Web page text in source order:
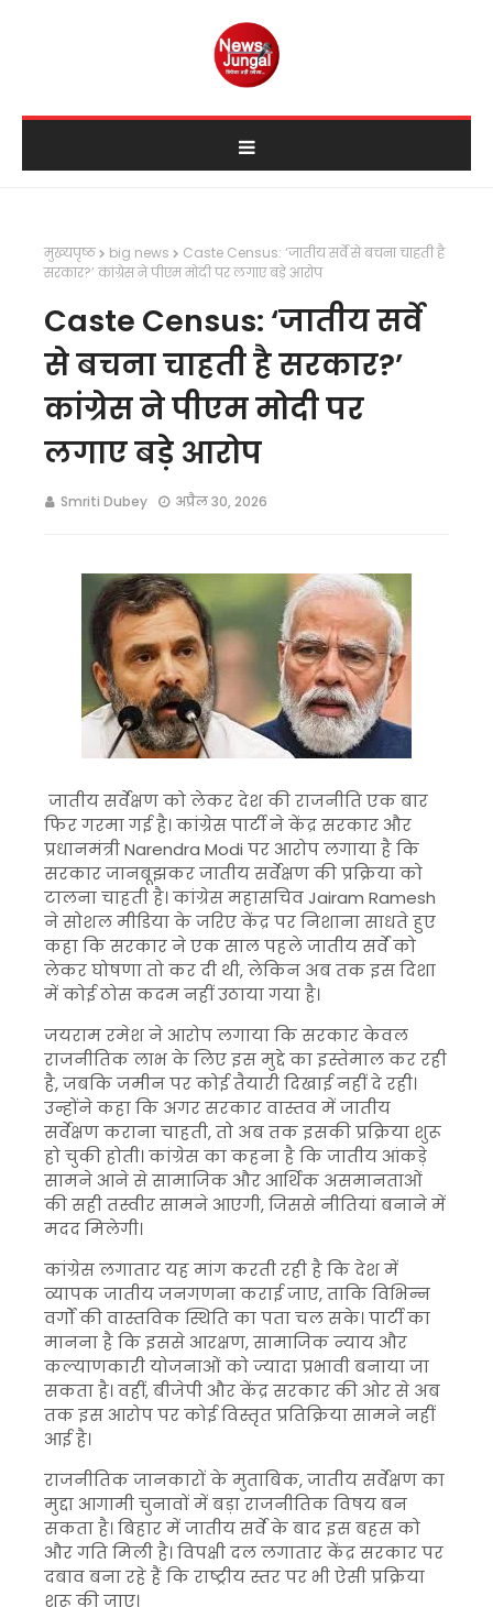
मुख्यपृष्ठ big news
Caste Census: ‘जातीय सर्वे से बचना चाहती है
सरकार?’ कांग्रेस ने पीएम मोदी पर लगाए बड़े आरोप
Caste Census: ‘जातीय सर्वे
से बचना चाहती है सरकार?’
कांग्रेस ने पीएम मोदी पर
लगाए बड़े आरोप
Smriti Dubey अप्रैल 30, 2026
जातीय सर्वेक्षण को लेकर देश की राजनीति एक बार
फिर गरमा गई है। कांग्रेस पार्टी ने केंद्र सरकार और
प्रधानमंत्रीNarendra Modi पर आरोप लगाया है कि
सरकार जानबूझकर जातीय सर्वेक्षण की प्रक्रिया को
टालना चाहती है। कांग्रेस महासचिवJairam Ramesh
ने सोशल मीडिया के जरिए केंद्र पर निशाना साधते हुए
कहा कि सरकार ने एक साल पहले जातीय सर्वे को
लेकर घोषणा तो कर दी थी, लेकिन अब तक इस दिशा
में कोई ठोस कदम नहीं उठाया गया है।
जयराम रमेश ने आरोप लगाया कि सरकार केवल
राजनीतिक लाभ के लिए इस मुद्दे का इस्तेमाल कर रही
है, जबकि जमीन पर कोई तैयारी दिखाई नहीं दे रही।
उन्होंने कहा कि अगर सरकार वास्तव में जातीय
सर्वेक्षण कराना चाहती, तो अब तक इसकी प्रक्रिया शुरू
हो चुकी होती। कांग्रेस का कहना है कि जातीय आंकड़े
सामने आने से सामाजिक और आर्थिक असमानताओं
की सही तस्वीर सामने आएगी, जिससे नीतियां बनाने में
मदद मिलेगी।
कांग्रेस लगातार यह मांग करती रही है कि देश में
व्यापक जातीय जनगणना कराई जाए, ताकि विभिन्न
वर्गों की वास्तविक स्थिति का पता चल सके। पार्टी का
मानना है कि इससे आरक्षण, सामाजिक न्याय और
कल्याणकारी योजनाओं को ज्यादा प्रभावी बनाया जा
सकता है। वहीं, बीजेपी और केंद्र सरकार की ओर से अब
तक इस आरोप पर कोई विस्तृत प्रतिक्रिया सामने नहीं
आई है।
राजनीतिक जानकारों के मुताबिक, जातीय सर्वेक्षण का
मुद्दा आगामी चुनावों में बड़ा राजनीतिक विषय बन
सकता है। बिहार में जातीय सर्वे के बाद इस बहस को
और गति मिली है। विपक्षी दल लगातार केंद्र सरकार पर
दबाव बना रहे हैं कि राष्ट्रीय स्तर पर भी ऐसी प्रक्रिया
शुरू की जाए।